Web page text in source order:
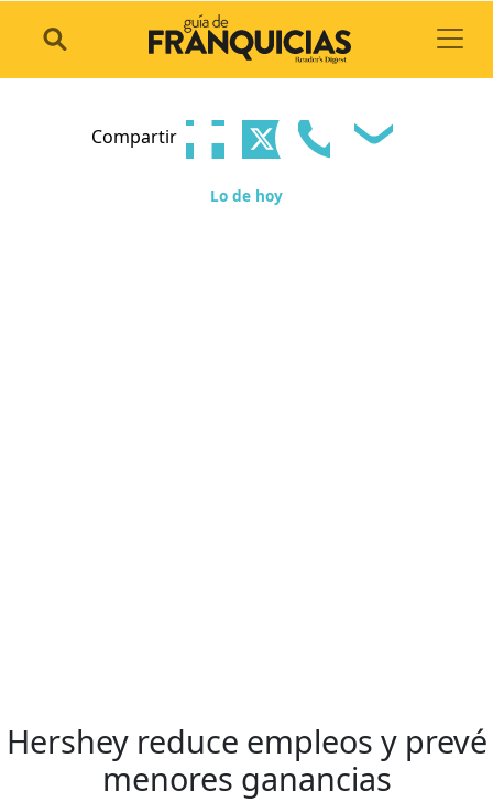
Compartir
Lo de hoy
Hershey reduce empleos y prevé
menores ganancias